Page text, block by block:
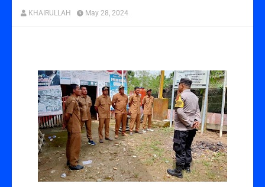
KHAIRULLAH May 28, 2024